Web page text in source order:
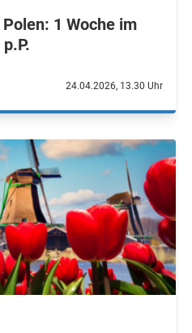
1 Woche im
24.04.2026, 13.30 Uhr